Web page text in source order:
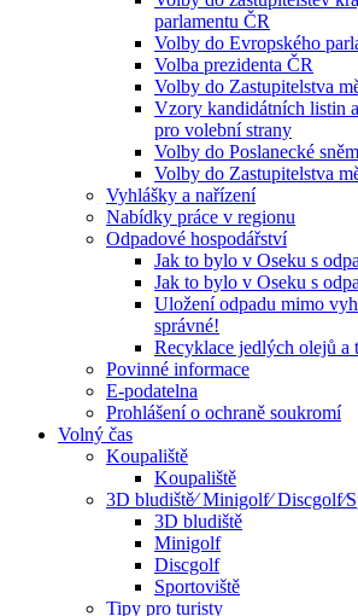
parlamentu ČR
Volby do Evropského
Volba prezidenta ČR
Volby do Zastupitelstva
Vzory kandidátních listin
pro volební strany
Volby do Poslanecké
Volby do Zastupitelstva
Vyhlášky a nařízení
Nabídky práce v regionu
Odpadové hospodářství
Jak to bylo v Oseku s
Jak to bylo v Oseku s
Uložení odpadu mimo
správné!
Recyklace jedlých olejů a
Povinné informace
E-podatelna
Prohlášení o ochraně soukromí
Volný čas
Koupaliště
Koupaliště
3D bludiště⁄ Minigolf⁄
3D bludiště
Minigolf
Discgolf
Sportoviště
Tipy pro turisty